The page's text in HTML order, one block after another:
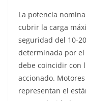
La potencia
cubrir la carga
seguridad del 10-
determinada por el
debe coincidir con
accionado.
representan el